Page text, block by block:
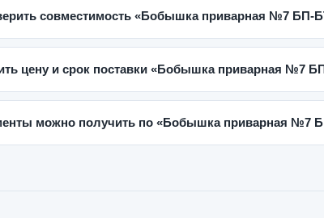
совместимость «Бобышка приварная №7 БП-
цену и срок поставки «Бобышка приварная №7
можно получить по «Бобышка приварная №7